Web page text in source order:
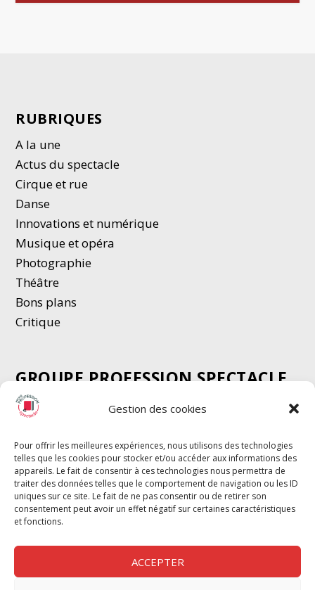
Gestion des cookies
Pour offrir les meilleures expériences, nous utilisons des technologies
telles que les cookies pour stocker et/ou accéder aux informations des
appareils. Le fait de consentir à ces technologies nous permettra de
traiter des données telles que le comportement de navigation ou les ID
uniques sur ce site. Le fait de ne pas consentir ou de retirer son
consentement peut avoir un effet négatif sur certaines caractéristiques
et fonctions.
ACCEPTER
RUBRIQUES
A la une
Actus du spectacle
Cirque et rue
Danse
Innovations et numérique
Musique et opéra
Photographie
Théâtre
Bons plans
Critique
GROUPE PROFESSION SPECTACLE
Chèque Intermittents
Chèque Compta
Chèque Emploi Spectacle
G-Pods
Profession Audio-visuel
Le Cahier Pro
Suivre Suivre